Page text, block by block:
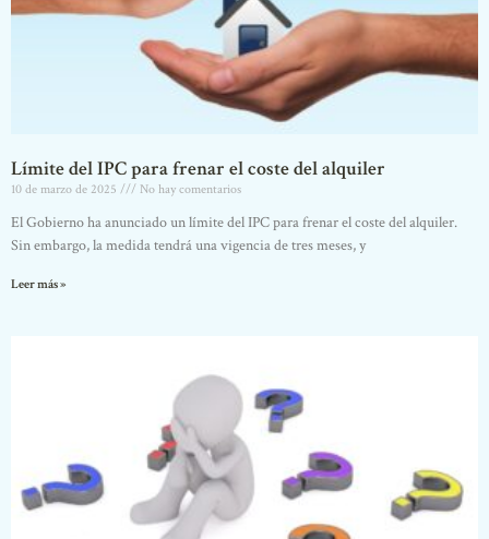
Límite del IPC para frenar el coste del alquiler
10 de marzo de 2025 No hay comentarios
El Gobierno ha anunciado un límite del IPC para frenar el coste del alquiler.
Sin embargo, la medida tendrá una vigencia de tres meses, y
Leer más »